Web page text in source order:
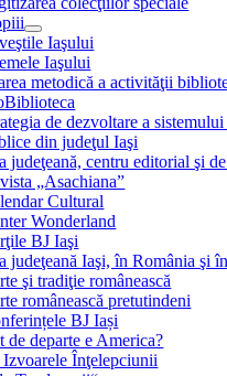
Iaşului
Iaşului
metodică a activităţii
de dezvoltare a
din judeţul Iaşi
judeţeană, centru editorial şi
„Asachiana”
Cultural
Wonderland
BJ Iaşi
judeţeană Iaşi, în România şi
şi tradiţie românească
românească pretutindeni
BJ Iași
de departe e America?
Înţelepciunii